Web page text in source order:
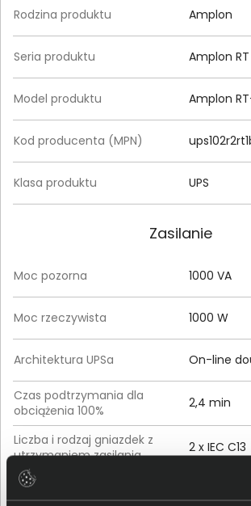
Rodzina produktu Amplon
Seria produktu Amplon RT
Model produktu Amplon
Kod producenta (MPN)
Klasa produktu UPS
Zasilanie
Moc pozorna 1000 VA
Moc rzeczywista 1000 W
Architektura UPSa On-line
Czas podtrzymania dla
obciążenia 100%
2,4 min
Liczba i rodzaj gniazdek z
utrzymaniem zasilania
2 x IEC C13
Komunikacja